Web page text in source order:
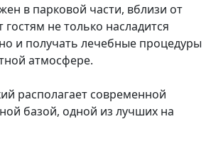
в парковой части, вблизи от
не только насладится
и получать лечебные процедуры
атмосфере.
располагает современной
базой, одной из лучших на